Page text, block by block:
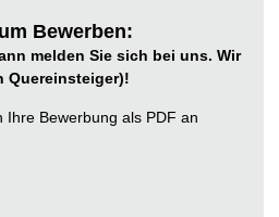
Bewerben:
melden Sie sich bei uns. Wir
Quereinsteiger)!
Ihre Bewerbung als PDF an